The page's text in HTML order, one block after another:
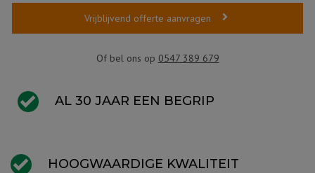
Vrijblijvend offerte aanvragen
Of bel ons op 0547 389 679
AL 30 JAAR EEN BEGRIP
HOOGWAARDIGE KWALITEIT